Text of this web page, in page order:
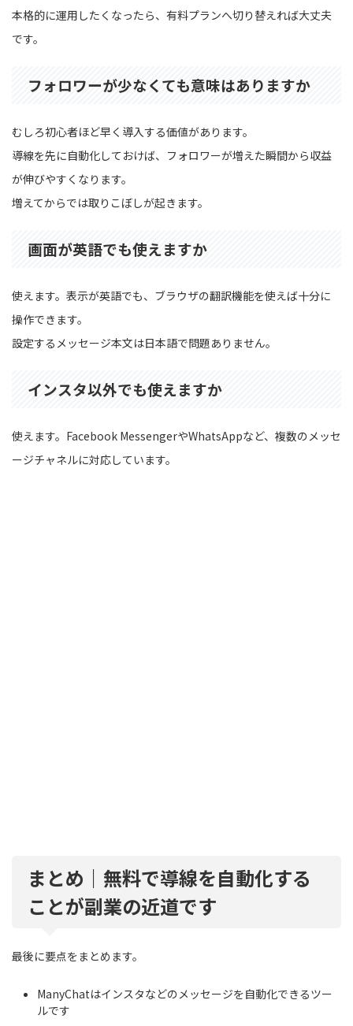
本格的に運用したくなったら、有料プランへ切り替えれば大丈夫
です。
フォロワーが少なくても意味はありますか
むしろ初心者ほど早く導入する価値があります。
導線を先に自動化しておけば、フォロワーが増えた瞬間から収益
が伸びやすくなります。
増えてからでは取りこぼしが起きます。
画面が英語でも使えますか
使えます。表示が英語でも、ブラウザの翻訳機能を使えば十分に
操作できます。
設定するメッセージ本文は日本語で問題ありません。
インスタ以外でも使えますか
使えます。Facebook MessengerやWhatsAppなど、複数のメッセ
ージチャネルに対応しています。
まとめ｜無料で導線を自動化する
ことが副業の近道です
最後に要点をまとめます。
ManyChatはインスタなどのメッセージを自動化できるツー
ルです